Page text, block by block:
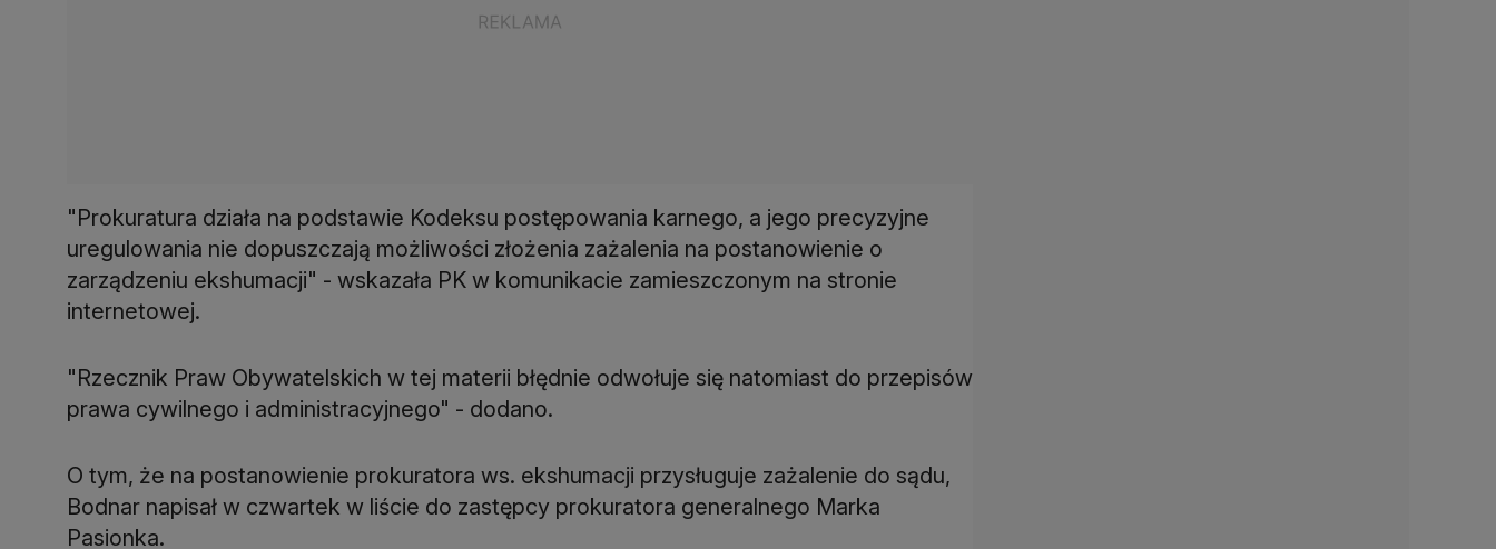
"Prokuratura działa na podstawie Kodeksu postępowania karnego, a jego precyzyjne
uregulowania nie dopuszczają możliwości złożenia zażalenia na postanowienie o
zarządzeniu ekshumacji" - wskazała PK w komunikacie zamieszczonym na stronie
internetowej.
"Rzecznik Praw Obywatelskich w tej materii błędnie odwołuje się natomiast do przepisów
prawa cywilnego i administracyjnego" - dodano.
O tym, że na postanowienie prokuratora ws. ekshumacji przysługuje zażalenie do sądu,
Bodnar napisał w czwartek w liście do zastępcy prokuratora generalnego Marka
Pasionka.